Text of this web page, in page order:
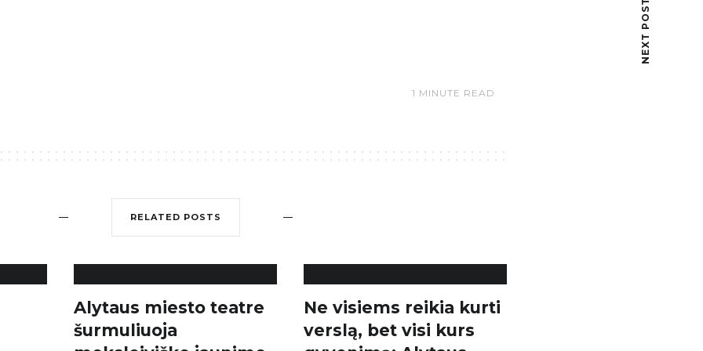
1 MINUTE READ
NEXT POST
RELATED POSTS
Alytaus miesto teatre
šurmuliuoja
Ne visiems reikia kurti
verslą, bet visi kurs